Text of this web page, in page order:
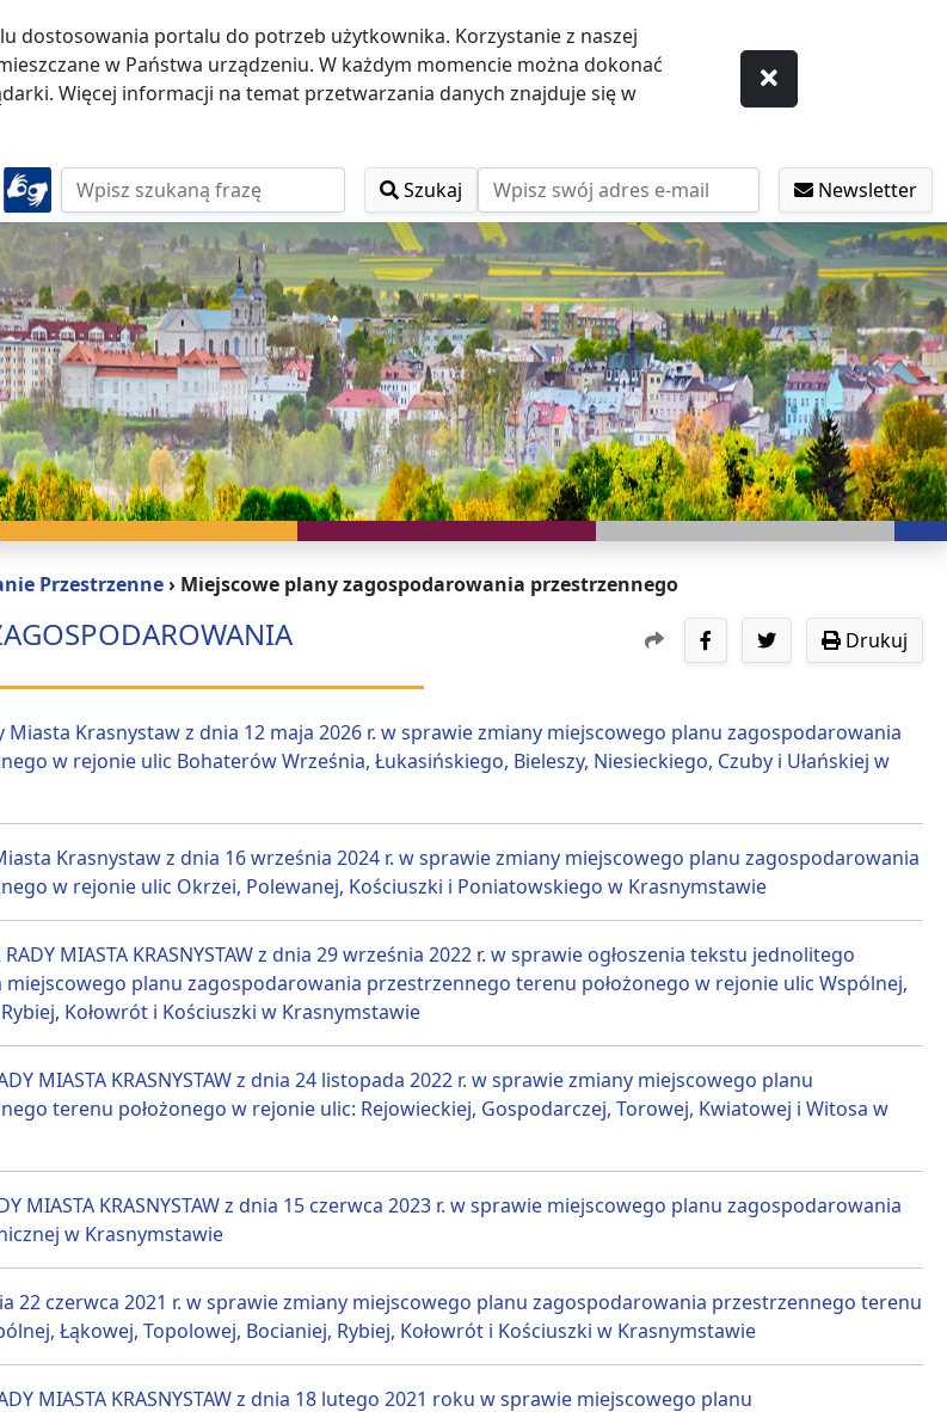
dostosowania portalu do potrzeb użytkownika. Korzystanie z naszej
w Państwa urządzeniu. W każdym momencie można dokonać
Więcej informacji na temat przetwarzania danych znajduje się w
przejdź do Menu
przejdź do Nagłówka
przejdź do Treści
przejdź do Stopki
Szukaj Newsletter
Przestrzenne› Miejscowe plany zagospodarowania przestrzennego
Drukuj
Miasta Krasnystaw z dnia 12 maja 2026 r. w sprawie zmiany miejscowego planu zagospodarowania
w rejonie ulic Bohaterów Września, Łukasińskiego, Bieleszy, Niesieckiego, Czuby i Ułańskiej w
Krasnystaw z dnia 16 września 2024 r. w sprawie zmiany miejscowego planu zagospodarowania
w rejonie ulic Okrzei, Polewanej, Kościuszki i Poniatowskiego w Krasnymstawie
RADY MIASTA KRASNYSTAW z dnia 29 września 2022 r. w sprawie ogłoszenia tekstu jednolitego
miejscowego planu zagospodarowania przestrzennego terenu położonego w rejonie ulic Wspólnej,
Kołowrót i Kościuszki w Krasnymstawie
MIASTA KRASNYSTAW z dnia 24 listopada 2022 r. w sprawie zmiany miejscowego planu
terenu położonego w rejonie ulic: Rejowieckiej, Gospodarczej, Torowej, Kwiatowej i Witosa w
MIASTA KRASNYSTAW z dnia 15 czerwca 2023 r. w sprawie miejscowego planu zagospodarowania
w Krasnymstawie
22 czerwca 2021 r. w sprawie zmiany miejscowego planu zagospodarowania przestrzennego terenu
Łąkowej, Topolowej, Bocianiej, Rybiej, Kołowrót i Kościuszki w Krasnymstawie
MIASTA KRASNYSTAW z dnia 18 lutego 2021 roku w sprawie miejscowego planu